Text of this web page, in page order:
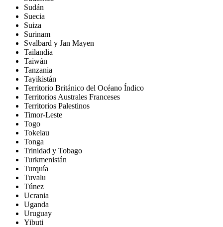
Sudán
Suecia
Suiza
Surinam
Svalbard y Jan Mayen
Tailandia
Taiwán
Tanzania
Tayikistán
Territorio Británico del Océano Índico
Territorios Australes Franceses
Territorios Palestinos
Timor-Leste
Togo
Tokelau
Tonga
Trinidad y Tobago
Turkmenistán
Turquía
Tuvalu
Túnez
Ucrania
Uganda
Uruguay
Yibuti